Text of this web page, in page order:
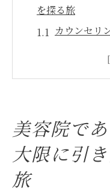
を探る旅
カウンセリ
しく
美容院での
美容院で
大限に引
旅